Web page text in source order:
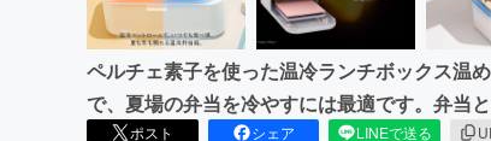
ペルチェ素子を使った温冷ランチボックス温
で、夏場の弁当を冷やすには最適です。弁当
ポスト シェア LINEで送る